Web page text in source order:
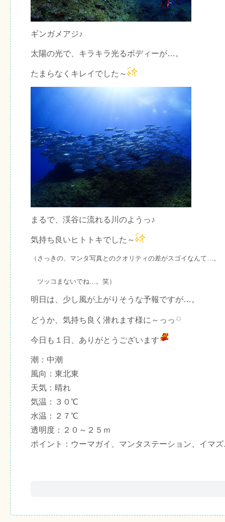
ギンガメアジ♪
太陽の光で、キラキラ光るボディーが…。
たまらなくキレイでした～
まるで、渓谷に流れる川のようっ♪
気持ち良いヒトトキでした～
（さっきの、マンタ写真とのクオリティの差がスゴイなんて…。
ツッコまないでね…。笑）
明日は、少し風が上がりそうな予報ですが…。
どうか、気持ち良く潜れます様に～っっ
今日も１日、ありがとうございます
潮：中潮
風向：東北東
天気：晴れ
気温：３０℃
水温：２７℃
透明度：２０～２５ｍ
ポイント：ウーマガイ、マンタステーション、イマズ